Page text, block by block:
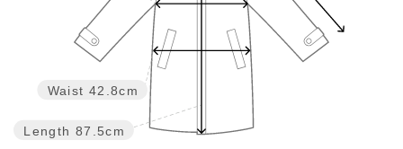
Length 87.5cm
Waist 42.8cm